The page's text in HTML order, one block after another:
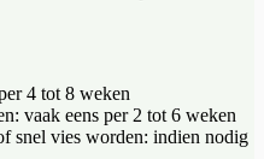
4 tot 8 weken
vaak eens per 2 tot 6 weken
snel vies worden: indien nodig